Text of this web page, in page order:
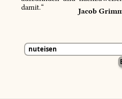
damit.“
Jacob